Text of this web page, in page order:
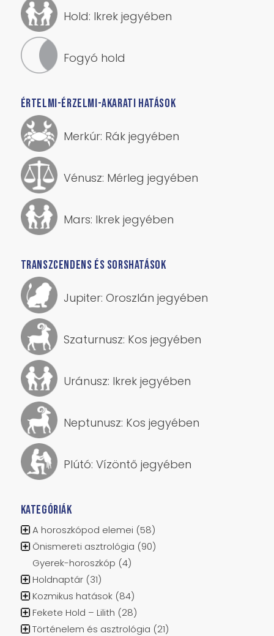
Hold: Ikrek jegyében
Fogyó hold
ÉRTELMI-ÉRZELMI-AKARATI HATÁSOK
Merkúr: Rák jegyében
Vénusz: Mérleg jegyében
Mars: Ikrek jegyében
TRANSZCENDENS ÉS SORSHATÁSOK
Jupiter: Oroszlán jegyében
Szaturnusz: Kos jegyében
Uránusz: Ikrek jegyében
Neptunusz: Kos jegyében
Plútó: Vízöntő jegyében
KATEGÓRIÁK
A horoszkópod elemei (58)
Önismereti asztrológia (90)
Gyerek-horoszkóp (4)
Holdnaptár(31)
Kozmikus hatások(84)
Fekete Hold – Lilith (28)
Történelem és asztrológia (21)